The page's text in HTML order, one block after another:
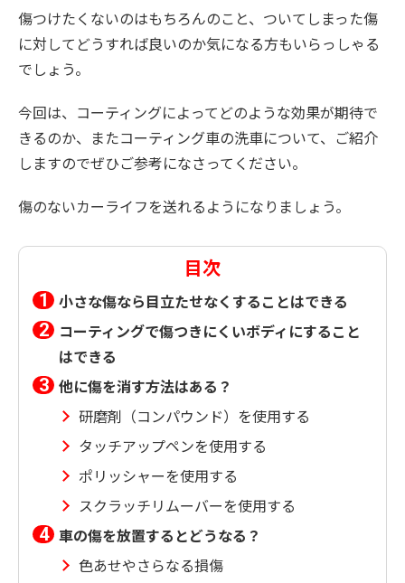
傷つけたくないのはもちろんのこと、ついてしまった傷
に対してどうすれば良いのか気になる方もいらっしゃる
でしょう。
今回は、コーティングによってどのような効果が期待で
きるのか、またコーティング車の洗車について、ご紹介
しますのでぜひご参考になさってください。
傷のないカーライフを送れるようになりましょう。
目次
小さな傷なら目立たせなくすることはできる
コーティングで傷つきにくいボディにすること
はできる
他に傷を消す方法はある？
研磨剤（コンパウンド）を使用する
タッチアップペンを使用する
ポリッシャーを使用する
スクラッチリムーバーを使用する
車の傷を放置するとどうなる？
色あせやさらなる損傷